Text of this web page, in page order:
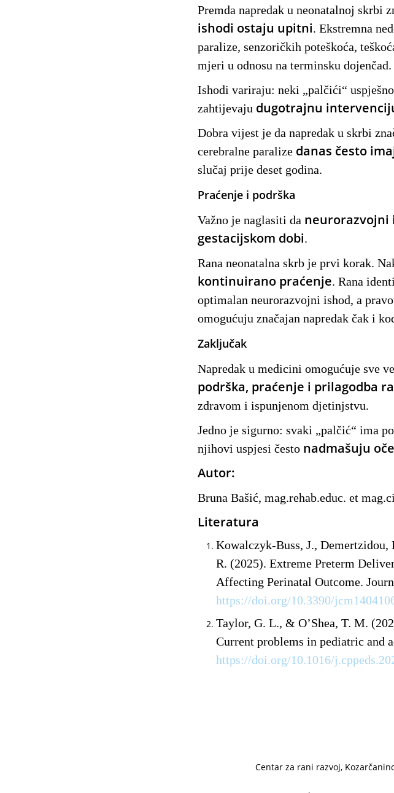
Premda napredak u neonatalnoj skrbi
ishodi ostaju upitni. Ekstremna
paralize, senzoričkih poteškoća,
mjeri u odnosu na terminsku dojenčad.
Ishodi variraju: neki „palčići“
zahtijevaju dugotrajnu
Dobra vijest je da napredak u skrbi
cerebralne paralize danas često
slučaj prije deset godina.
Praćenje i podrška
Važno je naglasiti da neurorazvojni
gestacijskom dobi.
Rana neonatalna skrb je prvi korak.
kontinuirano praćenje. Rana
optimalan neurorazvojni ishod, a
omogućuju značajan napredak čak i
Zaključak
Napredak u medicini omogućuje sve
podrška, praćenje i prilagodba
zdravom i ispunjenom djetinjstvu.
Jedno je sigurno: svaki „palčić“ ima
njihovi uspjesi često nadmašuju
Autor:
Bruna Bašić, mag.rehab.educ. et
Literatura
Kowalczyk-Buss, J., Demertzidou,
R. (2025). Extreme Preterm
Affecting Perinatal Outcome.
https://doi.org/10.3390/
Taylor, G. L., & O’Shea, T. M.
Current problems in pediatric and
https://doi.org/10.1016/
Centar za rani razvoj,